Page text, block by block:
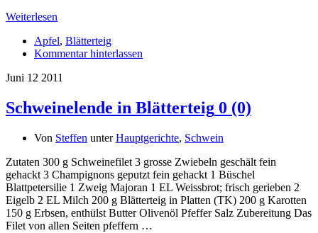
Weiterlesen
Apfel, Blätterteig
Kommentar hinterlassen
Juni 12 2011
Schweinelende in Blätterteig 0 (0)
Von Steffen unterHauptgerichte, Schwein
Zutaten 300 g Schweinefilet 3 grosse Zwiebeln geschält fein
gehackt 3 Champignons geputzt fein gehackt 1 Büschel
Blattpetersilie 1 Zweig Majoran 1 EL Weissbrot; frisch gerieben 2
Eigelb 2 EL Milch 200 g Blätterteig in Platten (TK) 200 g Karotten
150 g Erbsen, enthülst Butter Olivenöl Pfeffer Salz Zubereitung Das
Filet von allen Seiten pfeffern …